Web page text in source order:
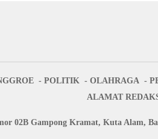
POLITIK OLAHRAGA
ALAMAT
02B Gampong Kramat, Kuta Alam,